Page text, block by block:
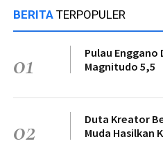
BERITA TERPOPULER
01
Pulau Enggano
Magnitudo 5,5
02
Duta Kreator
Muda Hasilkan